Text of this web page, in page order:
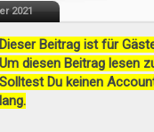
2021
Dieser Beitrag ist für
Um diesen Beitrag lesen
Solltest Du keinen
lang.